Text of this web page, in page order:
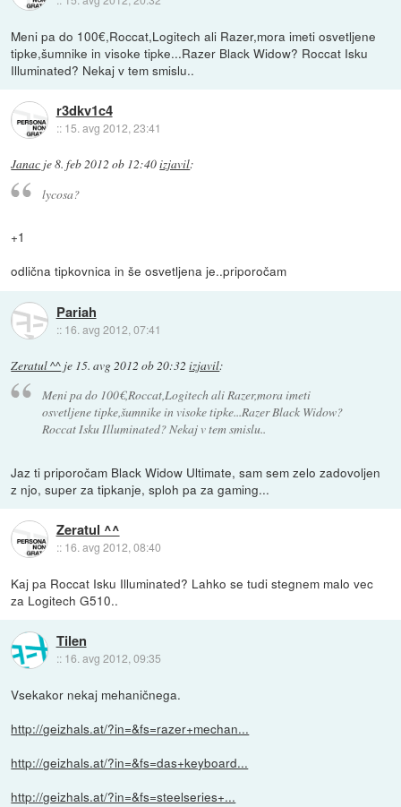
Meni pa do 100€,Roccat,Logitech ali Razer,mora imeti osvetljene
tipke,šumnike in visoke tipke...Razer Black Widow? Roccat Isku
Illuminated? Nekaj v tem smislu..
r3dkv1c4
:: 15. avg 2012, 23:41
Janac je8. feb 2012 ob 12:40izjavil:
lycosa?
+1
odlična tipkovnica in še osvetljena je..priporočam
Pariah
:: 16. avg 2012, 07:41
Zeratul ^^ je 15. avg 2012 ob 20:32 izjavil:
Meni pa do 100€,Roccat,Logitech ali Razer,mora imeti
osvetljene tipke,šumnike in visoke tipke...Razer Black Widow?
Roccat Isku Illuminated? Nekaj v tem smislu..
Jaz ti priporočam Black Widow Ultimate, sam sem zelo zadovoljen
z njo, super za tipkanje, sploh pa za gaming...
Zeratul ^^
:: 16. avg 2012, 08:40
Kaj pa Roccat Isku Illuminated? Lahko se tudi stegnem malo vec
za Logitech G510..
Tilen
:: 16. avg 2012, 09:35
Vsekakor nekaj mehaničnega.
http://geizhals.at/?in=&fs=razer+mechan...
http://geizhals.at/?in=&fs=das+keyboard...
http://geizhals.at/?in=&fs=steelseries+...